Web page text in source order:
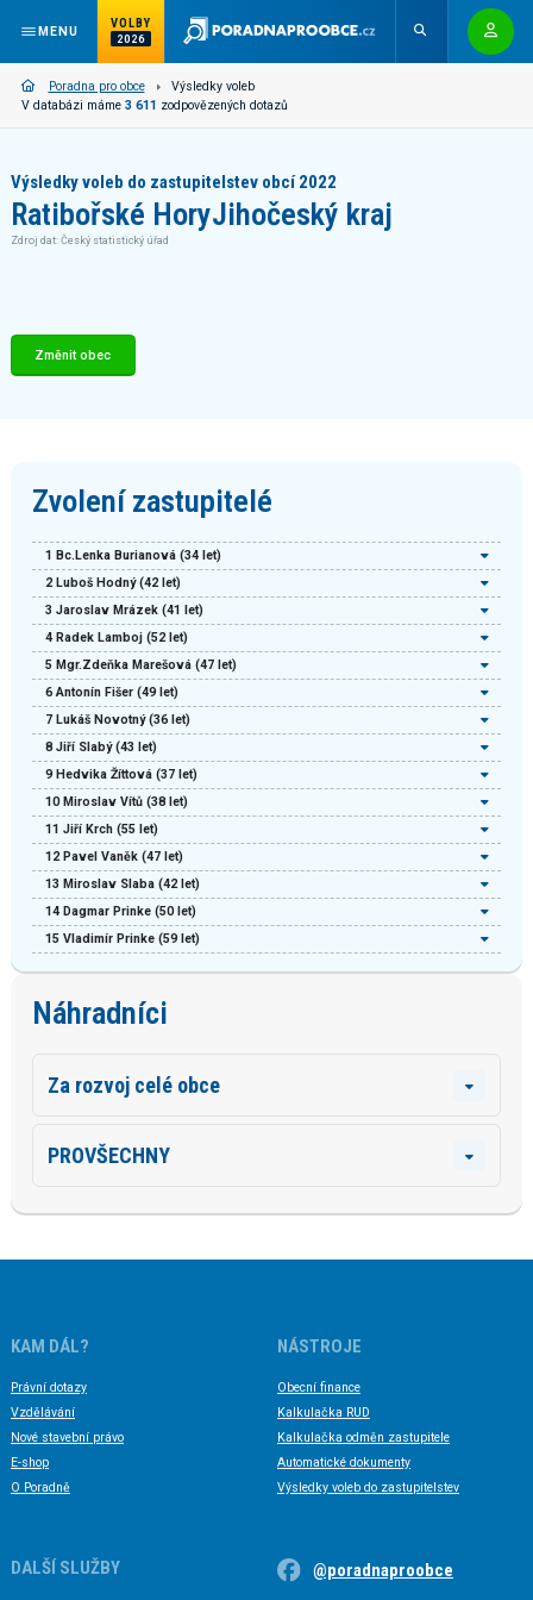
MENU
VOLBY
2026
Poradna pro obce
Výsledky voleb
V databázi máme 3 611 zodpovězených dotazů
Výsledky voleb do zastupitelstev obcí 2022
Ratibořské HoryJihočeský kraj
Zdroj dat: Český statistický úřad
Změnit obec
Zvolení zastupitelé
1 Bc.Lenka Burianová(34 let)
2 Luboš Hodný(42 let)
3 Jaroslav Mrázek(41 let)
4 Radek Lamboj(52 let)
5 Mgr.Zdeňka Marešová(47 let)
6 Antonín Fišer(49 let)
7 Lukáš Novotný(36 let)
8 Jiří Slabý(43 let)
9 Hedvika Žíttová(37 let)
10 Miroslav Vítů(38 let)
11 Jiří Krch(55 let)
12 Pavel Vaněk(47 let)
13 Miroslav Slaba(42 let)
14 Dagmar Prinke(50 let)
15 Vladimír Prinke(59 let)
Náhradníci
Za rozvoj celé obce
PROVŠECHNY
KAM DÁL?
Právní dotazy
Vzdělávání
Nové stavební právo
E-shop
O Poradně
NÁSTROJE
Obecní finance
Kalkulačka RUD
Kalkulačka odměn zastupitele
Automatické dokumenty
Výsledky voleb do zastupitelstev
DALŠÍ SLUŽBY @poradnaproobce